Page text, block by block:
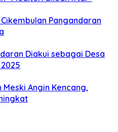
Pangandaran
Diakui sebagai Desa
Angin Kencang,